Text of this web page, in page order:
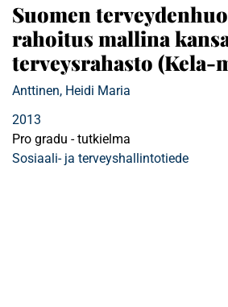
Suomen
rahoitus mallina
terveysrahasto (Kela-
Anttinen, Heidi Maria
2013
Pro gradu - tutkielma
Sosiaali- ja terveyshallintotiede